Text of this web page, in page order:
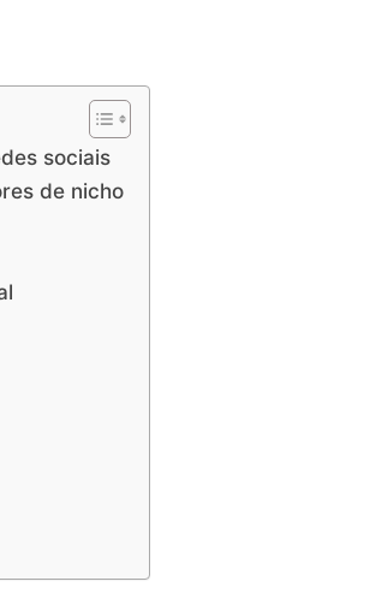
sociais
de nicho